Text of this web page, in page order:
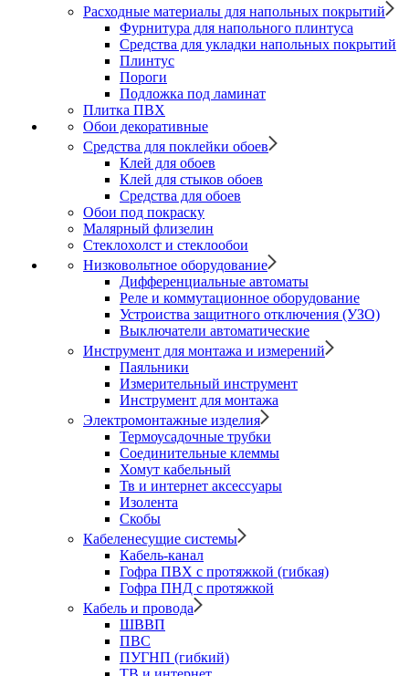
Расходные материалы для напольных покрытий
Фурнитура для напольного плинтуса
Средства для укладки напольных покрытий
Плинтус
Пороги
Подложка под ламинат
Плитка ПВХ
Обои декоративные
Средства для поклейки обоев
Клей для обоев
Клей для стыков обоев
Средства для обоев
Обои под покраску
Малярный флизелин
Стеклохолст и стеклообои
Низковольтное оборудование
Дифференциальные автоматы
Реле и коммутационное оборудование
Устроиства защитного отключения (УЗО)
Выключатели автоматические
Инструмент для монтажа и измерений
Паяльники
Измерительный инструмент
Инструмент для монтажа
Электромонтажные изделия
Термоусадочные трубки
Соединительные клеммы
Хомут кабельный
Тв и интернет аксессуары
Изолента
Скобы
Кабеленесущие системы
Кабель-канал
Гофра ПВХ с протяжкой (гибкая)
Гофра ПНД с протяжкой
Кабель и провода
ШВВП
ПВС
ПУГНП (гибкий)